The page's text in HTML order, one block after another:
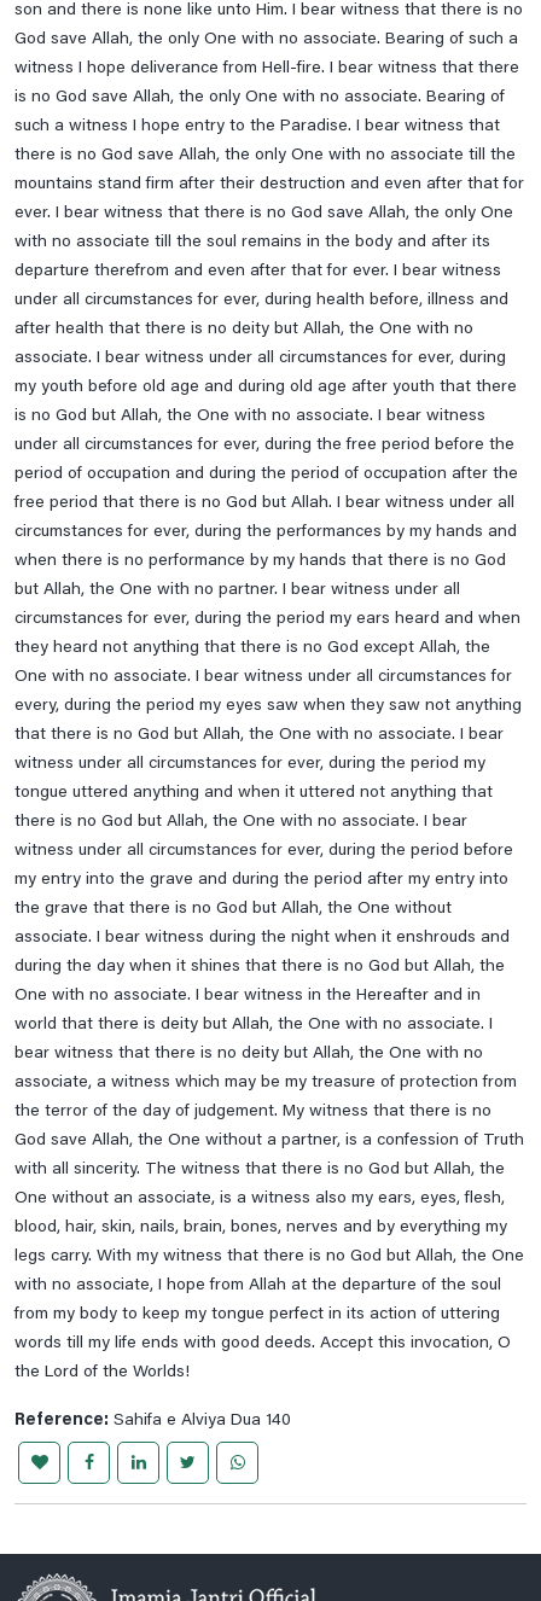
son and there is none like unto Him. I bear witness that there is no
God save Allah, the only One with no associate. Bearing of such a
witness I hope deliverance from Hell-fire. I bear witness that there
is no God save Allah, the only One with no associate. Bearing of
such a witness I hope entry to the Paradise. I bear witness that
there is no God save Allah, the only One with no associate till the
mountains stand firm after their destruction and even after that for
ever. I bear witness that there is no God save Allah, the only One
with no associate till the soul remains in the body and after its
departure therefrom and even after that for ever. I bear witness
under all circumstances for ever, during health before, illness and
after health that there is no deity but Allah, the One with no
associate. I bear witness under all circumstances for ever, during
my youth before old age and during old age after youth that there
is no God but Allah, the One with no associate. I bear witness
under all circumstances for ever, during the free period before the
period of occupation and during the period of occupation after the
free period that there is no God but Allah. I bear witness under all
circumstances for ever, during the performances by my hands and
when there is no performance by my hands that there is no God
but Allah, the One with no partner. I bear witness under all
circumstances for ever, during the period my ears heard and when
they heard not anything that there is no God except Allah, the
One with no associate. I bear witness under all circumstances for
every, during the period my eyes saw when they saw not anything
that there is no God but Allah, the One with no associate. I bear
witness under all circumstances for ever, during the period my
tongue uttered anything and when it uttered not anything that
there is no God but Allah, the One with no associate. I bear
witness under all circumstances for ever, during the period before
my entry into the grave and during the period after my entry into
the grave that there is no God but Allah, the One without
associate. I bear witness during the night when it enshrouds and
during the day when it shines that there is no God but Allah, the
One with no associate. I bear witness in the Hereafter and in
world that there is deity but Allah, the One with no associate. I
bear witness that there is no deity but Allah, the One with no
associate, a witness which may be my treasure of protection from
the terror of the day of judgement. My witness that there is no
God save Allah, the One without a partner, is a confession of Truth
with all sincerity. The witness that there is no God but Allah, the
One without an associate, is a witness also my ears, eyes, flesh,
blood, hair, skin, nails, brain, bones, nerves and by everything my
legs carry. With my witness that there is no God but Allah, the One
with no associate, I hope from Allah at the departure of the soul
from my body to keep my tongue perfect in its action of uttering
words till my life ends with good deeds. Accept this invocation, O
the Lord of the Worlds!
Reference: Sahifa e Alviya Dua 140